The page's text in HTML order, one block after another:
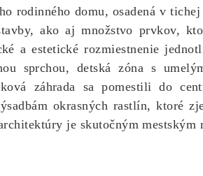
domu, osadená v tichej
ako aj množstvo prvkov,
a estetické rozmiestnenie
sprchou, detská zóna s
záhrada sa pomestili do
okrasných rastlín, ktoré
je skutočným